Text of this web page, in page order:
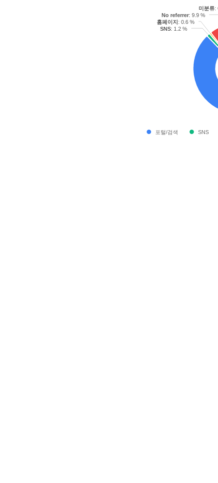
SNS: 1.2 %
홈페이지: 0.6 %
No referrer: 9.9 %
미분류:
포털/검색 SNS